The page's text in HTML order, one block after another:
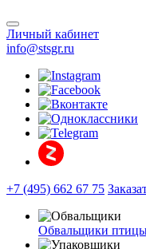
Личный кабинет
info@stsgr.ru
+7 (495) 662 67 75
Обвальщики